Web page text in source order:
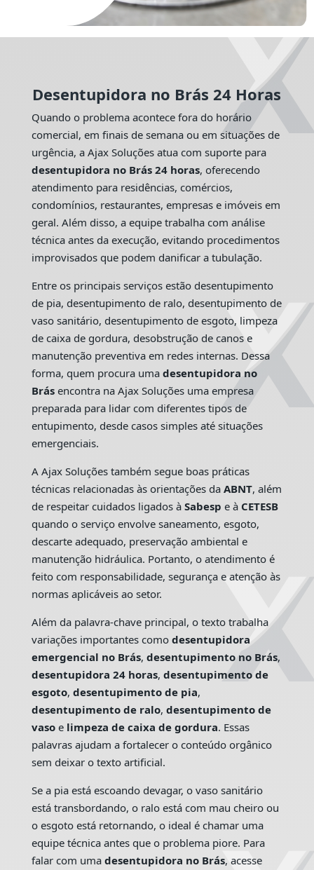
Desentupidora no Brás 24 Horas
Quando o problema acontece fora do horário
comercial, em finais de semana ou em situações de
urgência, a Ajax Soluções atua com suporte para
desentupidora no Brás 24 horas, oferecendo
atendimento para residências, comércios,
condomínios, restaurantes, empresas e imóveis em
geral. Além disso, a equipe trabalha com análise
técnica antes da execução, evitando procedimentos
improvisados que podem danificar a tubulação.
Entre os principais serviços estão desentupimento
de pia, desentupimento de ralo, desentupimento de
vaso sanitário, desentupimento de esgoto, limpeza
de caixa de gordura, desobstrução de canos e
manutenção preventiva em redes internas. Dessa
forma, quem procura uma desentupidora no
Brásencontra na Ajax Soluções uma empresa
preparada para lidar com diferentes tipos de
entupimento, desde casos simples até situações
emergenciais.
A Ajax Soluções também segue boas práticas
técnicas relacionadas às orientações da ABNT, além
de respeitar cuidados ligados à Sabesp e à CETESB
quando o serviço envolve saneamento, esgoto,
descarte adequado, preservação ambiental e
manutenção hidráulica. Portanto, o atendimento é
feito com responsabilidade, segurança e atenção às
normas aplicáveis ao setor.
Além da palavra-chave principal, o texto trabalha
variações importantes como desentupidora
emergencial no Brás, desentupimento no Brás,
desentupidora 24 horas, desentupimento de
esgoto, desentupimento de pia,
desentupimento de ralo, desentupimento de
vasoe limpeza de caixa de gordura. Essas
palavras ajudam a fortalecer o conteúdo orgânico
sem deixar o texto artificial.
Se a pia está escoando devagar, o vaso sanitário
está transbordando, o ralo está com mau cheiro ou
o esgoto está retornando, o ideal é chamar uma
equipe técnica antes que o problema piore. Para
falar com uma desentupidora no Brás, acesse